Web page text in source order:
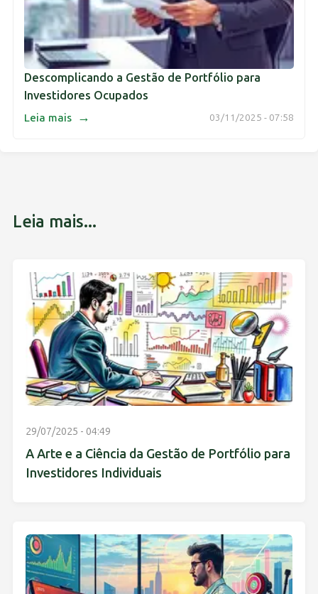
Descomplicando a Gestão de Portfólio para
Investidores Ocupados
03/11/2025 - 07:58
Leia mais →
Leia mais...
29/07/2025 - 04:49
A Arte e a Ciência da Gestão de Portfólio para
Investidores Individuais